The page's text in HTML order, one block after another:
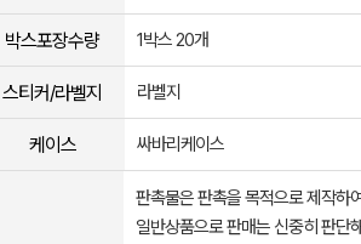
박스포장수량 1박스 20개
스티커/라벨지 라벨지
케이스 싸바리케이스
판촉물은 판촉을 목적으로 제작하
일반상품으로 판매는 신중히 판단